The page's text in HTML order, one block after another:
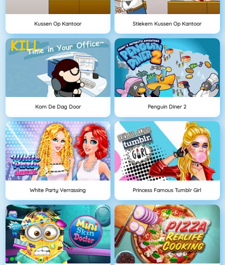
Kussen Op Kantoor Stiekem Kussen Op Kantoor
Kom De Dag Door Penguin Diner 2
White Party Verrassing Princess Famous Tumblr Girl